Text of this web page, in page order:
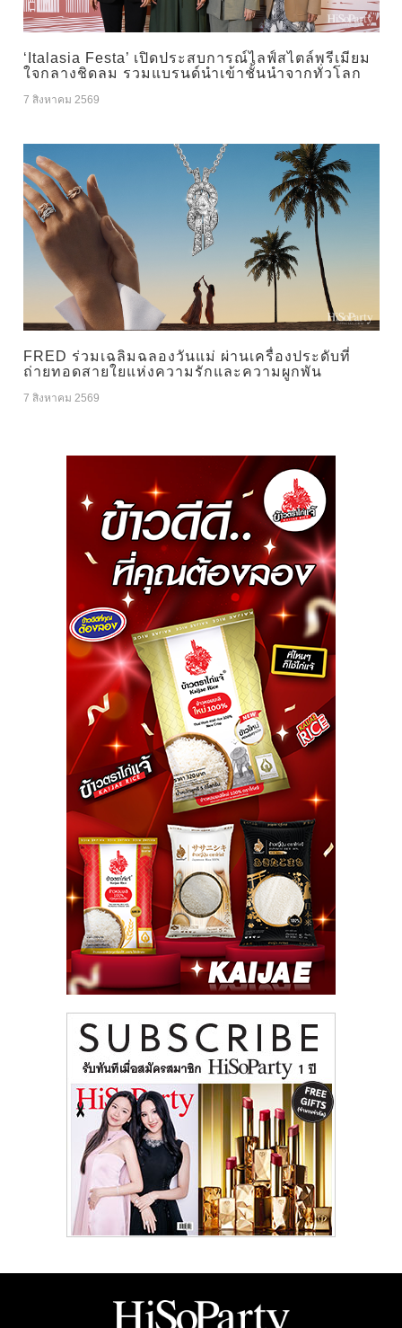
‘Italasia Festa’ เปิดประสบการณ์ไลฟ์สไตล์พรีเมียม
ใจกลางชิดลม รวมแบรนด์นำเข้าชั้นนำจากทั่วโลก
7 สิงหาคม 2569
FRED ร่วมเฉลิมฉลองวันแม่ ผ่านเครื่องประดับที่
ถ่ายทอดสายใยแห่งความรักและความผูกพัน
7 สิงหาคม 2569